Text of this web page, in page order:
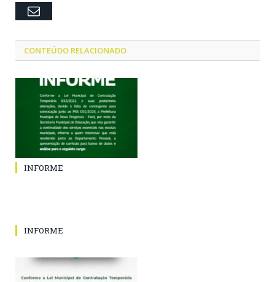
Email
CONTEÚDO RELACIONADO
INFORME
INFORME